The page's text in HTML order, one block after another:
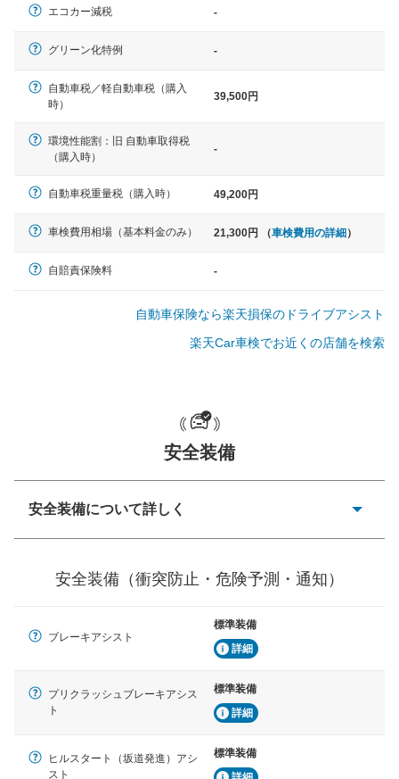
ノア、セレナ、プリウス、カロー
ラ、ステップワゴン など
クラウン、アルファード、フォレ
カD:5 など
一般的な荷物のサイズの目安
エコカー減税 -
グリーン化特例 -
自動車税／軽自動車税（購入
時）
39,500円
環境性能割：旧 自動車取得税
（購入時）
-
自動車税重量税（購入時） 49,200円
車検費用相場（基本料金のみ） 21,300円 （車検費用の詳細）
自賠責保険料 -
自動車保険なら楽天損保のドライブアシスト
楽天Car車検でお近くの店舗を検索
安全装備
安全装備について詳しく
ーキアシスト、ABSなどが装備されています。
見えにくい場所に潜む危険を予測・通知するためのシス
テムなどが装備されています。
車線のはみだしやふらつきを防止するためにレーンキー
プアシストなどが装備されています
車間距離制御
安全な車間距離を保ちながら前車を追従するアダプティ
安全装備（衝突防止・危険予測・通知）
ブレーキアシスト
標準装備
詳細
プリクラッシュブレーキアシス
ト
標準装備
詳細
ヒルスタート（坂道発進）アシ
スト
標準装備